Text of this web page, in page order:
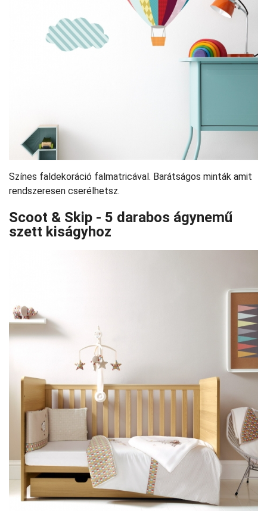
Színes faldekoráció falmatricával. Barátságos minták amit
rendszeresen cserélhetsz.
Scoot & Skip - 5 darabos ágynemű
szett kiságyhoz